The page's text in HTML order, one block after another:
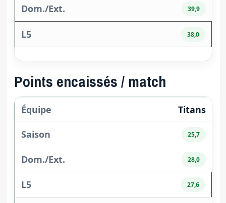
39,9
38,0
Points encaissés / match
Titans
25,7
28,0
27,6